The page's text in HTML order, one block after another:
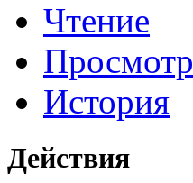
Чтение
Просмотр
История
Действия